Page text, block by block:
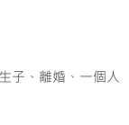
子、離婚、一個人